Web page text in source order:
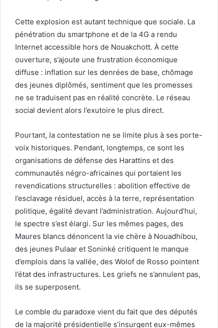
Cette explosion est autant technique que sociale. La
pénétration du smartphone et de la 4G a rendu
Internet accessible hors de Nouakchott. À cette
ouverture, s’ajoute une frustration économique
diffuse : inflation sur les denrées de base, chômage
des jeunes diplômés, sentiment que les promesses
ne se traduisent pas en réalité concrète. Le réseau
social devient alors l’exutoire le plus direct.
Pourtant, la contestation ne se limite plus à ses porte-
voix historiques. Pendant, longtemps, ce sont les
organisations de défense des Harattins et des
communautés négro-africaines qui portaient les
revendications structurelles : abolition effective de
l’esclavage résiduel, accès à la terre, représentation
politique, égalité devant l’administration. Aujourd’hui,
le spectre s’est élargi. Sur les mêmes pages, des
Maures blancs dénoncent la vie chère à Nouadhibou,
des jeunes Pulaar et Soninké critiquent le manque
d’emplois dans la vallée, des Wolof de Rosso pointent
l’état des infrastructures. Les griefs ne s’annulent pas,
ils se superposent.
Le comble du paradoxe vient du fait que des députés
de la majorité présidentielle s’insurgent eux-mêmes